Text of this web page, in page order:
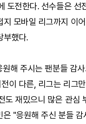
도전한다. 선수들은 선
지 모바일 리그까지 이
부했다.
해 주시는 팬분들 감
이 다른, 리그는 리그
도 재밌으니 많은 관심
은 "응원해 주신 분들 감